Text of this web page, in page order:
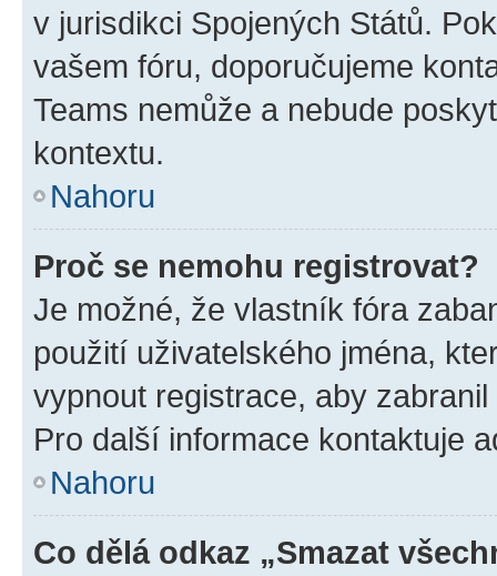
v jurisdikci Spojených Států.
vašem fóru, doporučujeme
Teams nemůže a nebude
kontextu.
Nahoru
Proč se nemohu registrovat?
Je možné, že vlastník fóra
použití uživatelského jména,
vypnout registrace, aby
Pro další informace kontaktuje
Nahoru
Co dělá odkaz „Smazat